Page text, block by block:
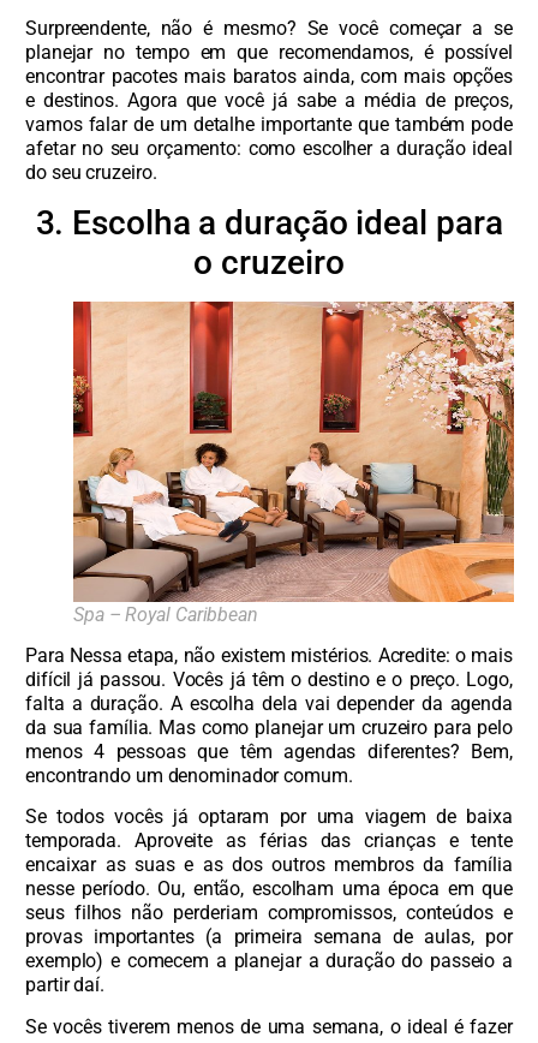
Surpreendente, não é mesmo? Se você começar a se
planejar no tempo em que recomendamos, é possível
encontrar pacotes mais baratos ainda, com mais opções
e destinos. Agora que você já sabe a média de preços,
vamos falar de um detalhe importante que também pode
afetar no seu orçamento: como escolher a duração ideal
do seu cruzeiro.
3. Escolha a duração ideal para
o cruzeiro
Spa – Royal Caribbean
Para Nessa etapa, não existem mistérios. Acredite: o mais
difícil já passou. Vocês já têm o destino e o preço. Logo,
falta a duração. A escolha dela vai depender da agenda
da sua família. Mas como planejar um cruzeiro para pelo
menos 4 pessoas que têm agendas diferentes? Bem,
encontrando um denominador comum.
Se todos vocês já optaram por uma viagem de baixa
temporada. Aproveite as férias das crianças e tente
encaixar as suas e as dos outros membros da família
nesse período. Ou, então, escolham uma época em que
seus filhos não perderiam compromissos, conteúdos e
provas importantes (a primeira semana de aulas, por
exemplo) e comecem a planejar a duração do passeio a
partir daí.
Se vocês tiverem menos de uma semana, o ideal é fazer